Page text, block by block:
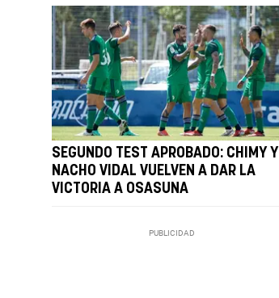
SEGUNDO TEST APROBADO: CHIMY Y
NACHO VIDAL VUELVEN A DAR LA
VICTORIA A OSASUNA